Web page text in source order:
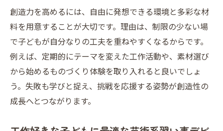
創造力を高めるには、自由に発想できる環境と多彩な材
料を用意することが大切です。理由は、制限の少ない場
で子どもが自分なりの工夫を重ねやすくなるからです。
例えば、定期的にテーマを変えた工作活動や、素材選び
から始めるものづくり体験を取り入れると良いでしょ
う。失敗も学びと捉え、挑戦を応援する姿勢が創造性の
成長へとつながります。